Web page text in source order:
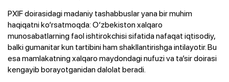
PXIF doirasidagi madaniy tashabbuslar yana bir muhim
haqiqatni ko‘rsatmoqda: O‘zbekiston xalqaro
munosabatlarning faol ishtirokchisi sifatida nafaqat iqtisodiy,
balki gumanitar kun tartibini ham shakllantirishga intilayotir. Bu
esa mamlakatning xalqaro maydondagi nufuzi va ta’sir doirasi
kengayib borayotganidan dalolat beradi.